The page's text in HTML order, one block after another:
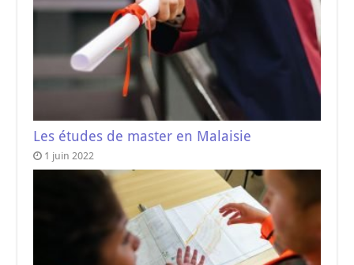
Les études de master en Malaisie
1 juin 2022